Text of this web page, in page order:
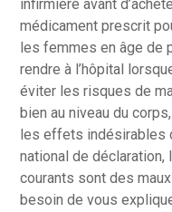
infirmière avant
médicament prescrit
les femmes en âge de
rendre à l’hôpital
éviter les risques de
bien au niveau du
les effets indésirables
national de
courants sont des
besoin de vous